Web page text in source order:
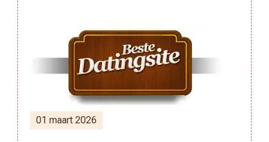
Berichtnavigatie
01 maart 2026